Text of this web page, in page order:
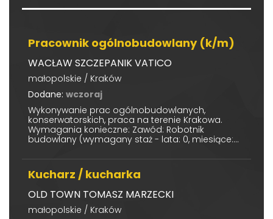
Pracownik ogólnobudowlany (k/m)
WACŁAW SZCZEPANIK VATICO
małopolskie / Kraków
Dodane: wczoraj
Wykonywanie prac ogólnobudowlanych,
konserwatorskich, praca na terenie Krakowa.
Wymagania konieczne: Zawód: Robotnik
budowlany (wymagany staż - lata: 0, miesiące:...
Kucharz / kucharka
OLD TOWN TOMASZ MARZECKI
małopolskie / Kraków